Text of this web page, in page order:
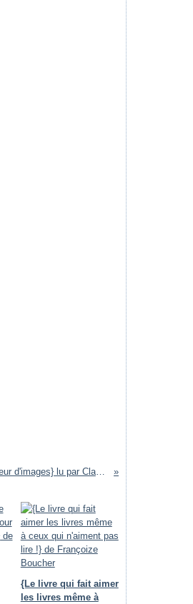
{Jules Renard : Chasseur d'images} lu par Claude Aufaure et Philippe Lejour
{Le livre qui fait aimer
les livres même à